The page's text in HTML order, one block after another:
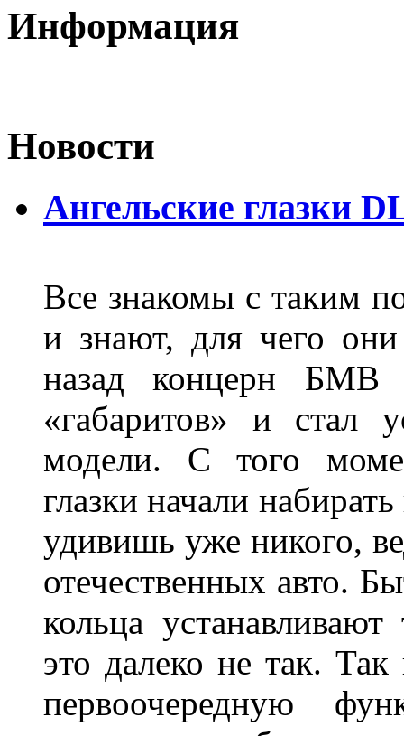
Информация
Новости
Ангельские глазки
Все знакомы с таким
и знают, для чего
назад концерн БМВ
«габаритов» и стал
модели. С того
глазки начали
удивишь уже никого,
отечественных авто.
кольца
это далеко не так. Так
первоочередную